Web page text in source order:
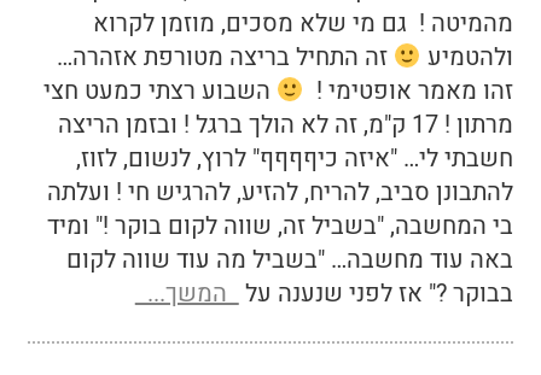
מהמיטה ! גם מי שלא מסכים, מוזמן לקרוא
ולהטמיע
זה התחיל בריצה מטורפת אזהרה…
זהו מאמר אופטימי !
השבוע רצתי כמעט חצי
מרתון ! 17 ק"מ, זה לא הולך ברגל ! ובזמן הריצה
חשבתי לי… "איזה כיףףףף" לרוץ, לנשום, לזוז,
להתבונן סביב, להריח, להזיע, להרגיש חי ! ועלתה
בי המחשבה, "בשביל זה, שווה לקום בוקר !" ומיד
באה עוד מחשבה… "בשביל מה עוד שווה לקום
בבוקר ?" אז לפני שנענה על המשך...